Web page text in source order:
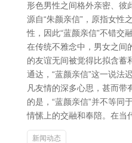
形色男性之间格外亲密、彼
源自“朱颜亲信”，原指女性
性，因此“蓝颜亲信”不错交
在传统不雅念中，男女之间
的友谊无间被觉得比拟含蓄
通达，“蓝颜亲信”这一说法
凡友情的深多心思，甚而带
的是，“蓝颜亲信”并不等同
情愫上的交融和奉陪。在当
新闻动态